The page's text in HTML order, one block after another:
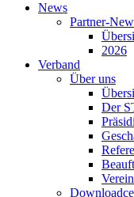
News
Partner-
2026
Verband
Über uns
Der